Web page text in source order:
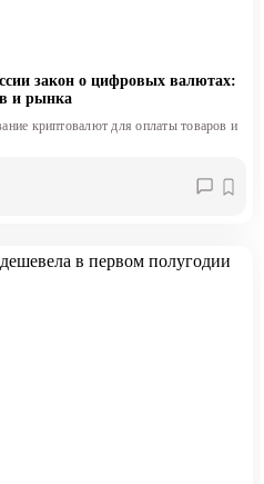
закон о цифровых валютах:
и рынка
криптовалют для оплаты товаров и